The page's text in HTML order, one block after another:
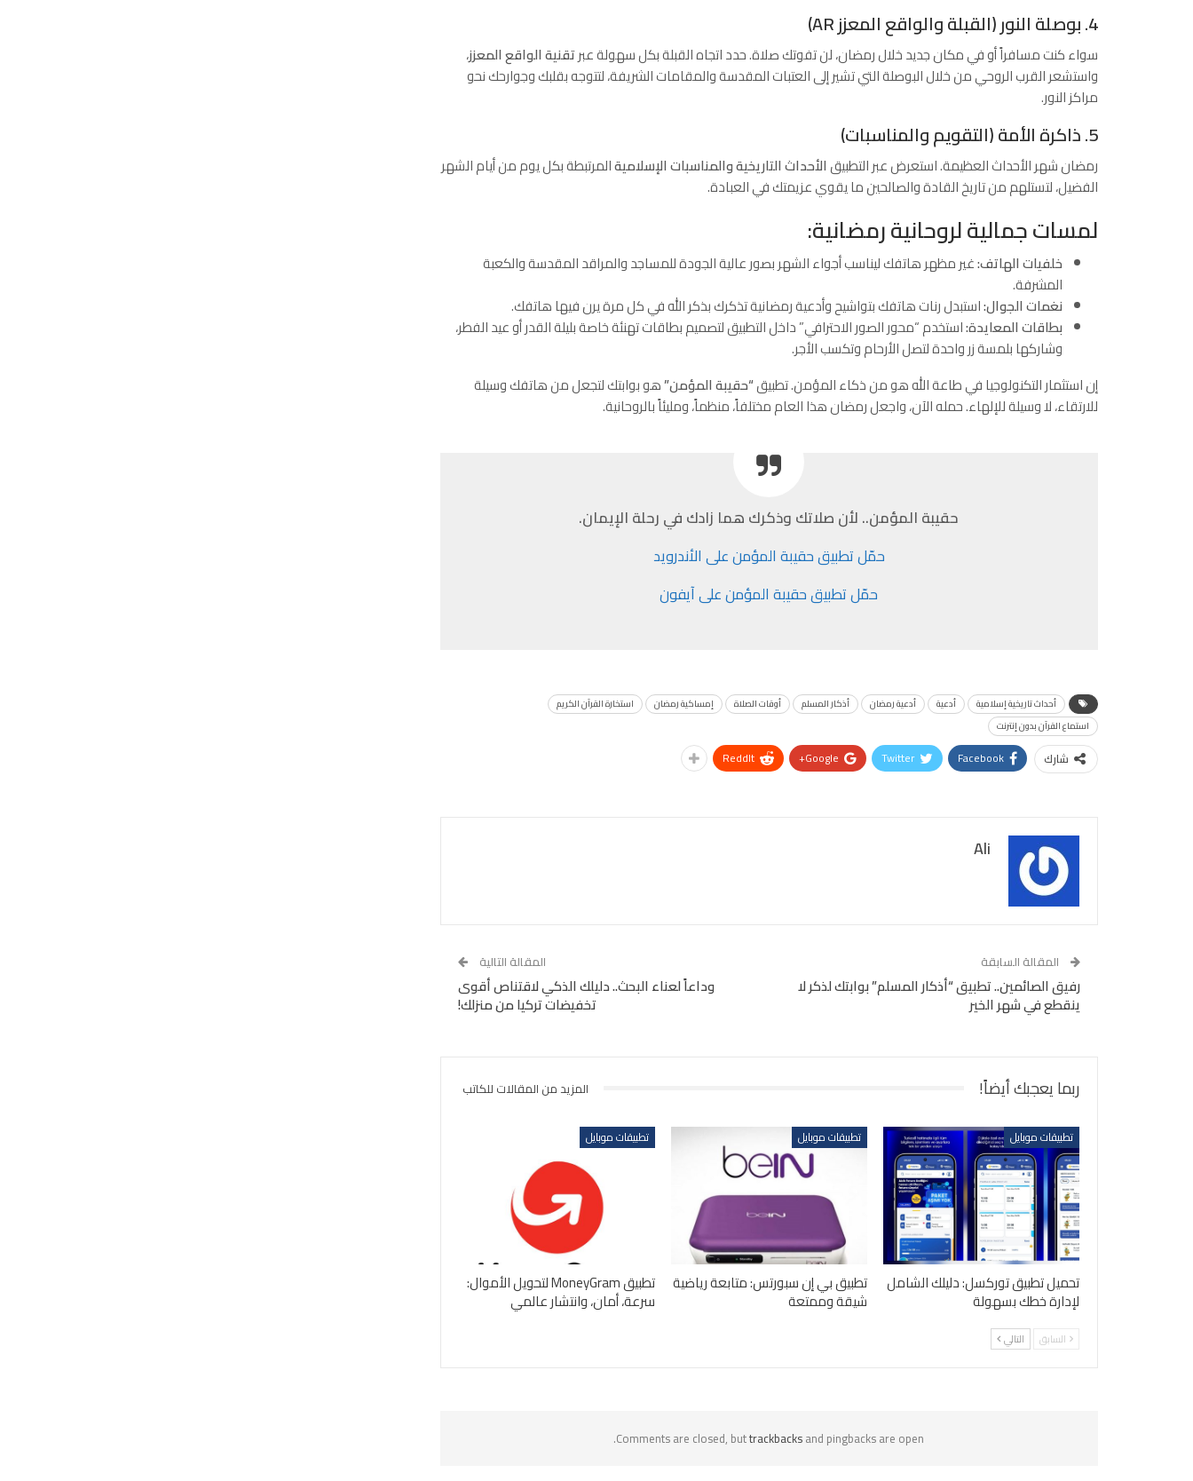
4. بوصلة النور (القبلة والواقع المعزز AR)
سواء كنت مسافراً أو في مكان جديد خلال رمضان، لن تفوتك صلاة. حدد اتجاه القبلة بكل سهولة عبرتقنية الواقع المعزز،
واستشعر القرب الروحي من خلال البوصلة التي تشير إلى العتبات المقدسة والمقامات الشريفة، لتتوجه بقلبك وجوارحك نحو
مراكز النور.
5. ذاكرة الأمة (التقويم والمناسبات)
رمضان شهر الأحداث العظيمة. استعرض عبر التطبيقالأحداث التاريخية والمناسبات الإسلاميةالمرتبطة بكل يوم من أيام الشهر
الفضيل، لتستلهم من تاريخ القادة والصالحين ما يقوي عزيمتك في العبادة.
لمسات جمالية لروحانية رمضانية:
خلفيات الهاتف:غير مظهر هاتفك ليناسب أجواء الشهر بصور عالية الجودة للمساجد والمراقد المقدسة والكعبة
المشرفة.
نغمات الجوال:استبدل رنات هاتفك بتواشيح وأدعية رمضانية تذكرك بذكر الله في كل مرة يرن فيها هاتفك.
بطاقات المعايدة:استخدم “محور الصور الاحترافي” داخل التطبيق لتصميم بطاقات تهنئة خاصة بليلة القدر أو عيد الفطر،
وشاركها بلمسة زر واحدة لتصل الأرحام وتكسب الأجر.
إن استثمار التكنولوجيا في طاعة الله هو من ذكاء المؤمن. تطبيق“حقيبة المؤمن”هو بوابتك لتجعل من هاتفك وسيلة
للارتقاء، لا وسيلة للإلهاء. حمله الآن، واجعل رمضان هذا العام مختلفاً، منظماً، ومليئاً بالروحانية.
حقيبة المؤمن.. لأن صلاتك وذكرك هما زادك في رحلة الإيمان.
حمّل تطبيق حقيبة المؤمن على الأندرويد
حمّل تطبيق حقيبة المؤمن على آيفون
أحداث تاريخية إسلامية أدعية أدعية رمضان أذكار المسلم أوقات الصلاة إمساكية رمضان
استخارة القرآن الكريم
استماع القرآن بدون إنترنت
شارك Facebook
Twitter
Google+
ReddIt
Ali
المقالة السابقة
رفيق الصائمين.. تطبيق “أذكار المسلم” بوابتك لذكر لا
ينقطع في شهر الخير
المقالة التالية
وداعاً لعناء البحث.. دليلك الذكي لاقتناص أقوى
تخفيضات تركيا من منزلك!
ربما يعجبك أيضاً! المزيد من المقالات للكاتب
تطبيقات موبايل
تحميل تطبيق توركسل: دليلك الشامل
لإدارة خطك بسهولة
تطبيقات موبايل
تطبيق بي إن سبورتس: متابعة رياضية
شيقة وممتعة
تطبيقات موبايل
تطبيق MoneyGram لتحويل الأموال:
سرعة، أمان، وانتشار عالمي
السابق التالي
Comments are closed, buttrackbacksand pingbacks are open.